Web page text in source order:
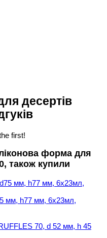
десертів
first!
форма для
також купили
мм, h77 мм, 6x23мл,